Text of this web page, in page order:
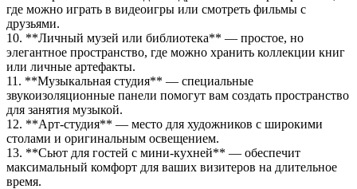
где можно играть в видеоигры или смотреть фильмы с
друзьями.
10. **Личный музей или библиотека** — простое, но
элегантное пространство, где можно хранить коллекции книг
или личные артефакты.
11. **Музыкальная студия** — специальные
звукоизоляционные панели помогут вам создать пространство
для занятия музыкой.
12. **Арт-студия** — место для художников с широкими
столами и оригинальным освещением.
13. **Сьют для гостей с мини-кухней** — обеспечит
максимальный комфорт для ваших визитеров на длительное
время.